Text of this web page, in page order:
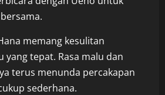
memang kesulitan
yang tepat. Rasa malu dan
terus menunda percakapan
sederhana.